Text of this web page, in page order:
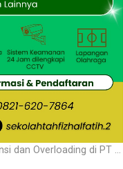
PT UJK Bangkinang Seberang!